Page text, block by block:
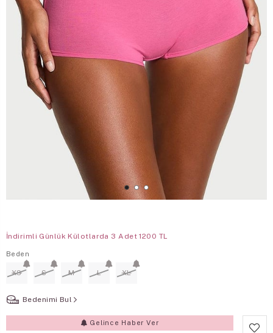
İndirimli Günlük Külotlarda 3 Adet 1200 TL
Beden
XS S M L XL
Bedenimi Bul
Gelince Haber Ver